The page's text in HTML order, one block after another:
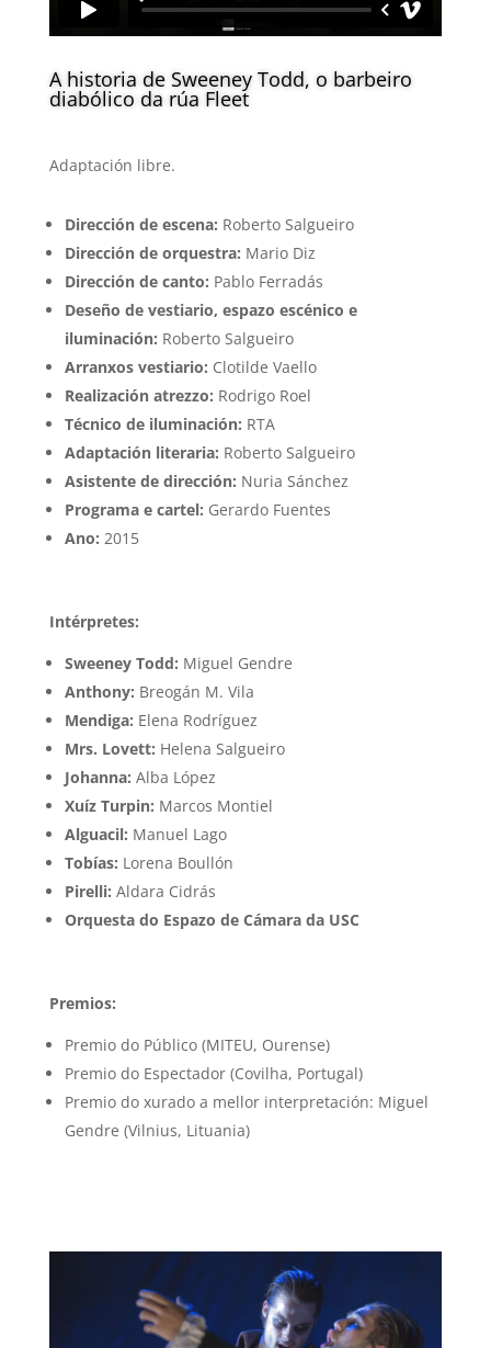
A historia de Sweeney Todd, o barbeiro
diabólico da rúa Fleet
Adaptación libre.
Dirección de escena: Roberto Salgueiro
Dirección de orquestra: Mario Diz
Dirección de canto: Pablo Ferradás
Deseño de vestiario, espazo escénico e
iluminación: Roberto Salgueiro
Arranxos vestiario: Clotilde Vaello
Realización atrezzo: Rodrigo Roel
Técnico de iluminación: RTA
Adaptación literaria: Roberto Salgueiro
Asistente de dirección: Nuria Sánchez
Programa e cartel: Gerardo Fuentes
Ano: 2015
Intérpretes:
Sweeney Todd: Miguel Gendre
Anthony: Breogán M. Vila
Mendiga: Elena Rodríguez
Mrs. Lovett: Helena Salgueiro
Johanna: Alba López
Xuíz Turpin: Marcos Montiel
Alguacil: Manuel Lago
Tobías: Lorena Boullón
Pirelli: Aldara Cidrás
Orquesta do Espazo de Cámara da USC
Premios:
Premio do Público (MITEU, Ourense)
Premio do Espectador (Covilha, Portugal)
Premio do xurado a mellor interpretación: Miguel
Gendre (Vilnius, Lituania)